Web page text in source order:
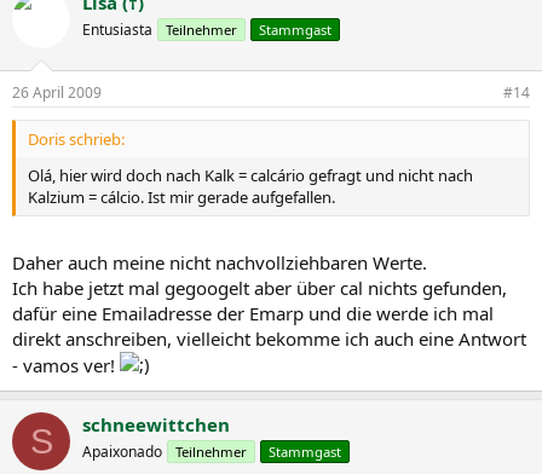
Entusiasta Teilnehmer Stammgast
26 April 2009 #14
Doris schrieb:
Olá, hier wird doch nach Kalk = calcário gefragt und nicht nach
Kalzium = cálcio. Ist mir gerade aufgefallen.
Daher auch meine nicht nachvollziehbaren Werte.
Ich habe jetzt mal gegoogelt aber über cal nichts gefunden,
dafür eine Emailadresse der Emarp und die werde ich mal
direkt anschreiben, vielleicht bekomme ich auch eine Antwort
- vamos ver!
S schneewittchen
Apaixonado Teilnehmer Stammgast